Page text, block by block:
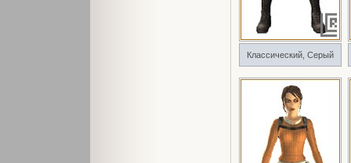
Классический, Серый